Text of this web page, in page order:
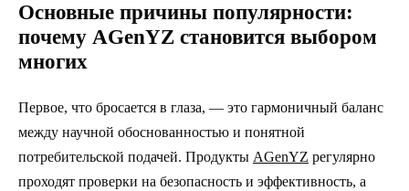
Основные причины популярности:
почему AGenYZ становится выбором
многих
Первое, что бросается в глаза, — это гармоничный баланс
между научной обоснованностью и понятной
потребительской подачей. Продукты AGenYZ регулярно
проходят проверки на безопасность и эффективность, а